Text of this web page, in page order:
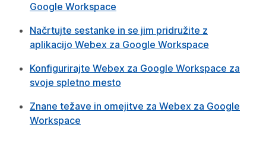
Google Workspace
Načrtujte sestanke in se jim pridružite z
aplikacijo Webex za Google Workspace
Konfigurirajte Webex za Google Workspace za
svoje spletno mesto
Znane težave in omejitve za Webex za Google
Workspace